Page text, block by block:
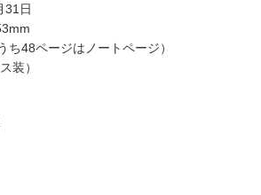
31日
ち48ページはノートページ）
装）